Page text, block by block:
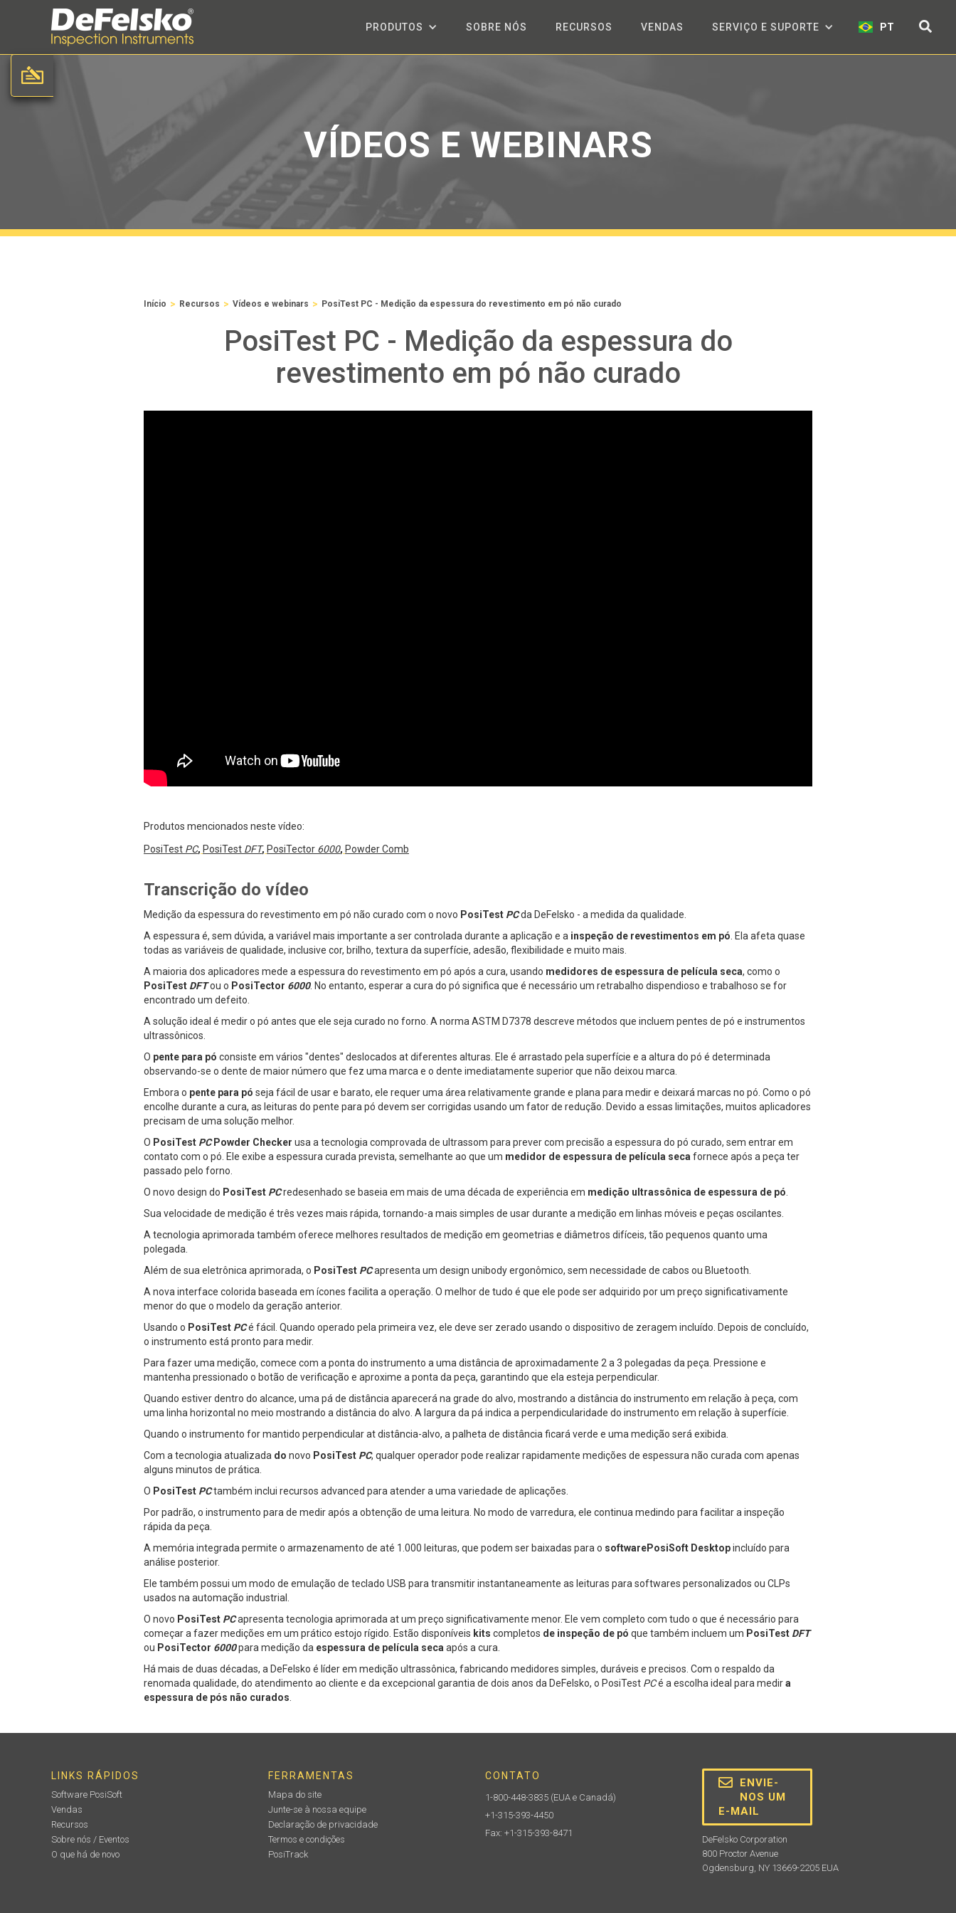
PRODUTOS SOBRE NÓS RECURSOS VENDAS SERVIÇO E SUPORTE PT
VÍDEOS E WEBINARS
Início > Recursos > Vídeos e webinars > PosiTest PC - Medição da espessura do revestimento em pó não curado
PosiTest PC - Medição da espessura do
revestimento em pó não curado
Produtos mencionados neste vídeo:
PosiTest PC, PosiTest DFT, PosiTector 6000, Powder Comb
Transcrição do vídeo
Medição da espessura do revestimento em pó não curado com o novo PosiTest PCda DeFelsko - a medida da qualidade.
A espessura é, sem dúvida, a variável mais importante a ser controlada durante a aplicação e a inspeção de revestimentos em pó. Ela afeta quase
todas as variáveis de qualidade, inclusive cor, brilho, textura da superfície, adesão, flexibilidade e muito mais.
A maioria dos aplicadores mede a espessura do revestimento em pó após a cura, usando medidores de espessura de película seca, como o
PosiTest DFTou o PosiTector 6000. No entanto, esperar a cura do pó significa que é necessário um retrabalho dispendioso e trabalhoso se for
encontrado um defeito.
A solução ideal é medir o pó antes que ele seja curado no forno. A norma ASTM D7378 descreve métodos que incluem pentes de pó e instrumentos
ultrassônicos.
O pente para pó consiste em vários "dentes" deslocados at diferentes alturas. Ele é arrastado pela superfície e a altura do pó é determinada
observando-se o dente de maior número que fez uma marca e o dente imediatamente superior que não deixou marca.
Embora o pente para pó seja fácil de usar e barato, ele requer uma área relativamente grande e plana para medir e deixará marcas no pó. Como o pó
encolhe durante a cura, as leituras do pente para pó devem ser corrigidas usando um fator de redução. Devido a essas limitações, muitos aplicadores
precisam de uma solução melhor.
O PosiTest PCPowder Checker usa a tecnologia comprovada de ultrassom para prever com precisão a espessura do pó curado, sem entrar em
contato com o pó. Ele exibe a espessura curada prevista, semelhante ao que um medidor de espessura de película secafornece após a peça ter
passado pelo forno.
O novo design do PosiTest PCredesenhado se baseia em mais de uma década de experiência em medição ultrassônica de espessura de pó.
Sua velocidade de medição é três vezes mais rápida, tornando-a mais simples de usar durante a medição em linhas móveis e peças oscilantes.
A tecnologia aprimorada também oferece melhores resultados de medição em geometrias e diâmetros difíceis, tão pequenos quanto uma
polegada.
Além de sua eletrônica aprimorada, o PosiTest PCapresenta um design unibody ergonômico, sem necessidade de cabos ou Bluetooth.
A nova interface colorida baseada em ícones facilita a operação. O melhor de tudo é que ele pode ser adquirido por um preço significativamente
menor do que o modelo da geração anterior.
Usando o PosiTest PCé fácil. Quando operado pela primeira vez, ele deve ser zerado usando o dispositivo de zeragem incluído. Depois de concluído,
o instrumento está pronto para medir.
Para fazer uma medição, comece com a ponta do instrumento a uma distância de aproximadamente 2 a 3 polegadas da peça. Pressione e
mantenha pressionado o botão de verificação e aproxime a ponta da peça, garantindo que ela esteja perpendicular.
Quando estiver dentro do alcance, uma pá de distância aparecerá na grade do alvo, mostrando a distância do instrumento em relação à peça, com
uma linha horizontal no meio mostrando a distância do alvo. A largura da pá indica a perpendicularidade do instrumento em relação à superfície.
Quando o instrumento for mantido perpendicular at distância-alvo, a palheta de distância ficará verde e uma medição será exibida.
Com a tecnologia atualizada do novo PosiTest PC, qualquer operador pode realizar rapidamente medições de espessura não curada com apenas
alguns minutos de prática.
O PosiTest PCtambém inclui recursos advanced para atender a uma variedade de aplicações.
Por padrão, o instrumento para de medir após a obtenção de uma leitura. No modo de varredura, ele continua medindo para facilitar a inspeção
rápida da peça.
A memória integrada permite o armazenamento de até 1.000 leituras, que podem ser baixadas para o softwarePosiSoft Desktopincluído para
análise posterior.
Ele também possui um modo de emulação de teclado USB para transmitir instantaneamente as leituras para softwares personalizados ou CLPs
usados na automação industrial.
O novo PosiTest PCapresenta tecnologia aprimorada at um preço significativamente menor. Ele vem completo com tudo o que é necessário para
começar a fazer medições em um prático estojo rígido. Estão disponíveis kits completos de inspeção de pó que também incluem um PosiTest DFT
ou PosiTector 6000para medição da espessura de película secaapós a cura.
Há mais de duas décadas, a DeFelsko é líder em medição ultrassônica, fabricando medidores simples, duráveis e precisos. Com o respaldo da
renomada qualidade, do atendimento ao cliente e da excepcional garantia de dois anos da DeFelsko, o PosiTest PCé a escolha ideal para medira
espessura de pós não curados.
LINKS RÁPIDOS
Software PosiSoft
Vendas
Recursos
Sobre nós / Eventos
O que há de novo
FERRAMENTAS
Mapa do site
Junte-se à nossa equipe
Declaração de privacidade
Termos e condições
PosiTrack
CONTATO
1-800-448-3835 (EUA e Canadá)
+1-315-393-4450
Fax: +1-315-393-8471
ENVIE-
NOS UM
E-MAIL
DeFelsko Corporation
800 Proctor Avenue
Ogdensburg, NY 13669-2205 EUA